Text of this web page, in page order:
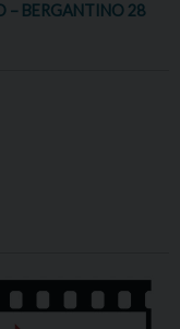
– BERGANTINO 28